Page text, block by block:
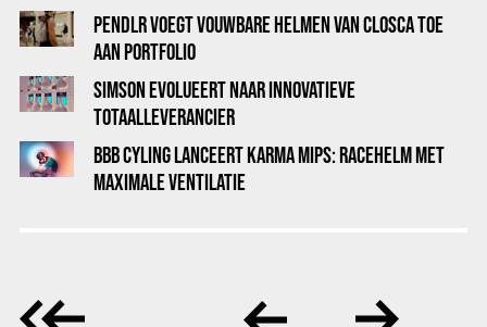
PENDLR VOEGT VOUWBARE HELMEN VAN CLOSCA TOE
AAN PORTFOLIO
SIMSON EVOLUEERT NAAR INNOVATIEVE
TOTAALLEVERANCIER
BBB CYLING LANCEERT KARMA MIPS: RACEHELM MET
MAXIMALE VENTILATIE